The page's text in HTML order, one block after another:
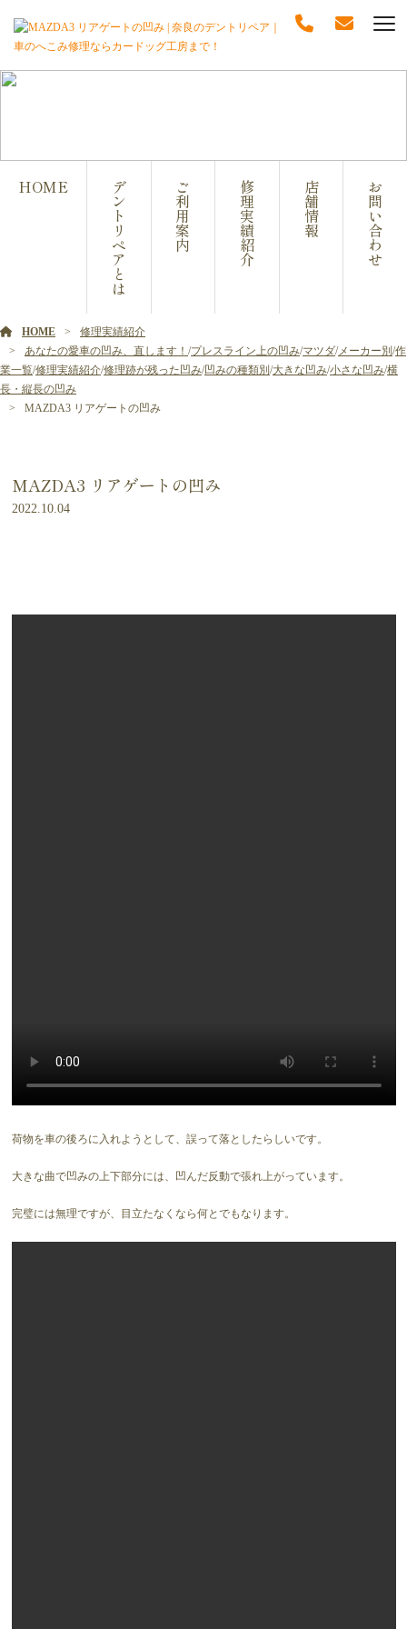
HOME デ
ン
ト
リ
ペ
ア
と
は
ご
利
用
案
内
修
理
実
績
紹
介
店
舗
情
報
お
問
い
合
わ
せ
HOME
修理実績紹介
あなたの愛車の凹み、直します！ /プレスライン上の凹み/マツダ/メーカー別 /作
業一覧/修理実績紹介/修理跡が残った凹み/凹みの種類別 /大きな凹み/小さな凹み/横
長・縦長の凹み
MAZDA3 リアゲートの凹み
MAZDA3 リアゲートの凹み
2022.10.04
荷物を車の後ろに入れようとして、誤って落としたらしいです。
大きな曲で凹みの上下部分には、凹んだ反動で張れ上がっています。
完璧には無理ですが、目立たなくなら何とでもなります。